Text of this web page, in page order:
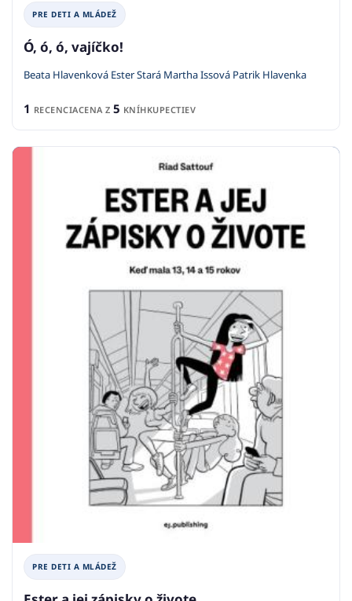
PRE DETI A MLÁDEŽ
Ó, ó, ó, vajíčko!
Beata Hlavenková Ester Stará Martha Issová Patrik Hlavenka
1 RECENCIACENA Z 5 KNÍHKUPECTIEV
PRE DETI A MLÁDEŽ